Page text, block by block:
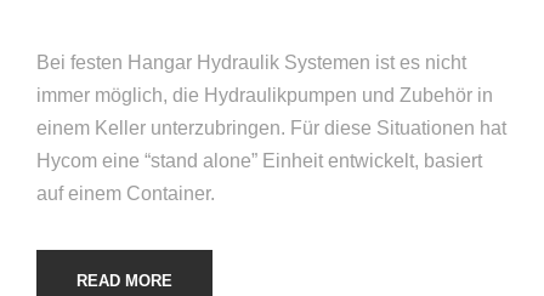
Bei festen Hangar Hydraulik Systemen ist es nicht
immer möglich, die Hydraulikpumpen und Zubehör in
einem Keller unterzubringen. Für diese Situationen hat
Hycom eine “stand alone” Einheit entwickelt, basiert
auf einem Container.
READ MORE